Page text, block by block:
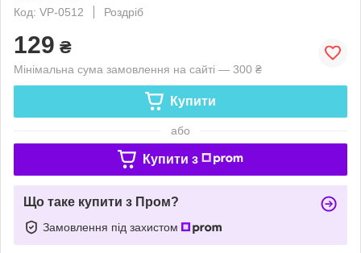
Код: VP-0512
Роздріб
129 ₴
Мінімальна сума замовлення на сайті — 300 ₴
Купити
або
Купити з
Що таке купити з Пром?
Замовлення під захистом